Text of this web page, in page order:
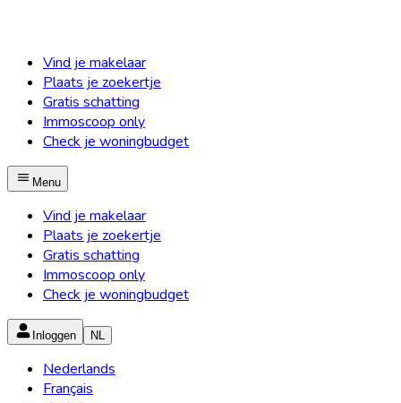
Vind je makelaar
Plaats je zoekertje
Gratis schatting
Immoscoop only
Check je woningbudget
Menu
Vind je makelaar
Plaats je zoekertje
Gratis schatting
Immoscoop only
Check je woningbudget
Inloggen NL
Nederlands
Français